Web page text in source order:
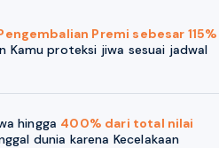
Premi sebesar
Kamu proteksi jiwa sesuai jadwal
hingga 400% dari total nilai
dunia karena Kecelakaan